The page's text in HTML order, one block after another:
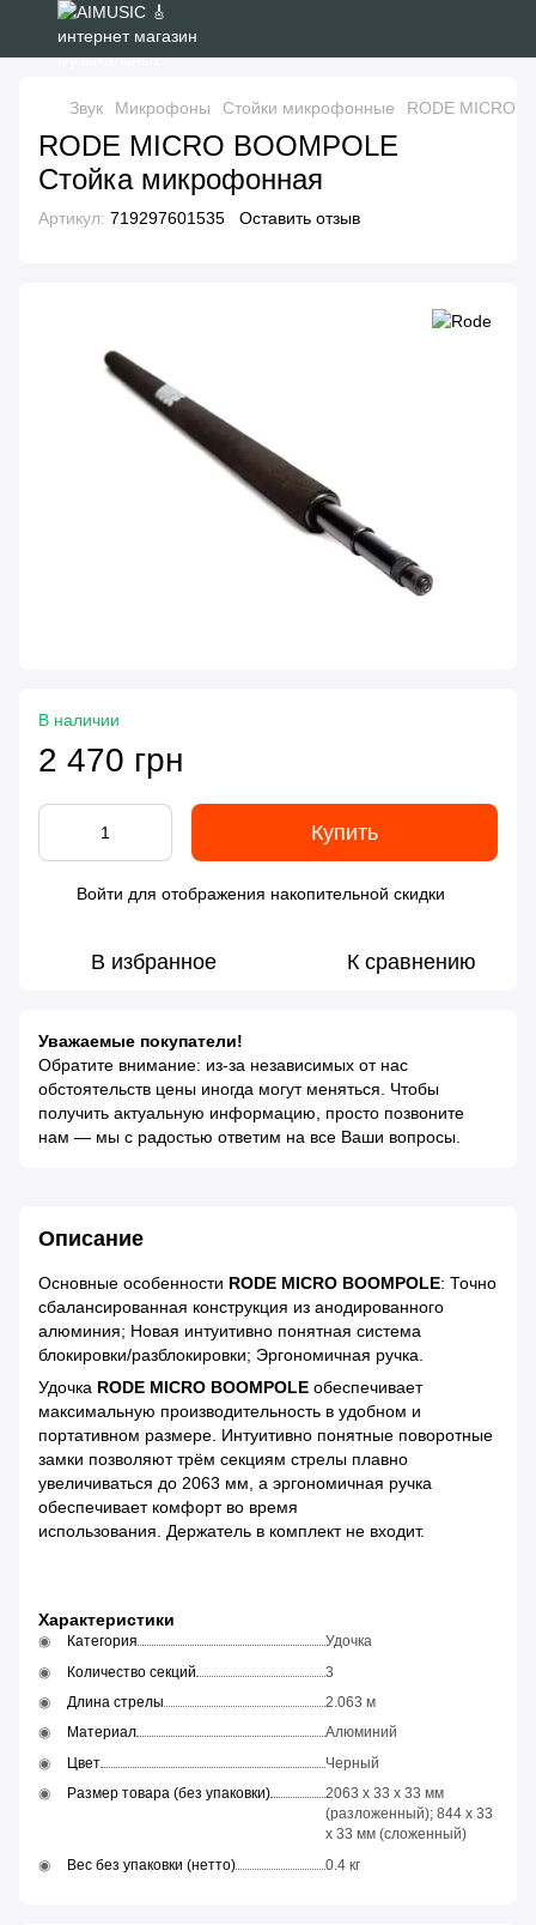
Звук Микрофоны Стойки микрофонные RODE MICRO
RODE MICRO BOOMPOLE
Стойка микрофонная
Артикул: 719297601535 Оставить отзыв
В наличии
2 470 грн
Купить
Войти для отображения накопительной скидки
В избранное К сравнению
Уважаемые покупатели!
Обратите внимание: из-за независимых от нас
обстоятельств цены иногда могут меняться. Чтобы
получить актуальную информацию, просто позвоните
нам — мы с радостью ответим на все Ваши вопросы.
Описание
Основные особенности RODE MICRO BOOMPOLE: Точно
сбалансированная конструкция из анодированного
алюминия; Новая интуитивно понятная система
блокировки/разблокировки; Эргономичная ручка.
Удочка RODE MICRO BOOMPOLE обеспечивает
максимальную производительность в удобном и
портативном размере. Интуитивно понятные поворотные
замки позволяют трём секциям стрелы плавно
увеличиваться до 2063 мм, а эргономичная ручка
обеспечивает комфорт во время
использования. Держатель в комплект не входит.
Характеристики
Категория
Удочка
Количество секций
3
Длина стрелы
2.063 м
Материал
Алюминий
Цвет
Черный
Размер товара (без упаковки)
2063 x 33 x 33 мм
(разложенный); 844 x 33
x 33 мм (сложенный)
Вес без упаковки (нетто)
0.4 кг